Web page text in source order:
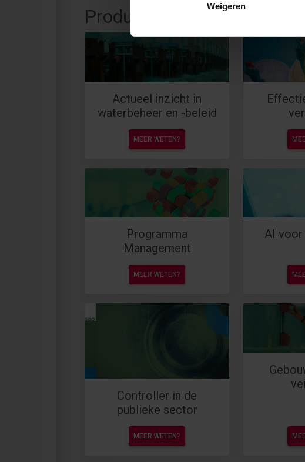
Weigeren
Productaanbod
Actueel inzicht in
waterbeheer en -beleid
MEER WETEN?
Programma
Management
MEER WETEN?
AI
Controller in de
publieke sector
MEER WETEN?